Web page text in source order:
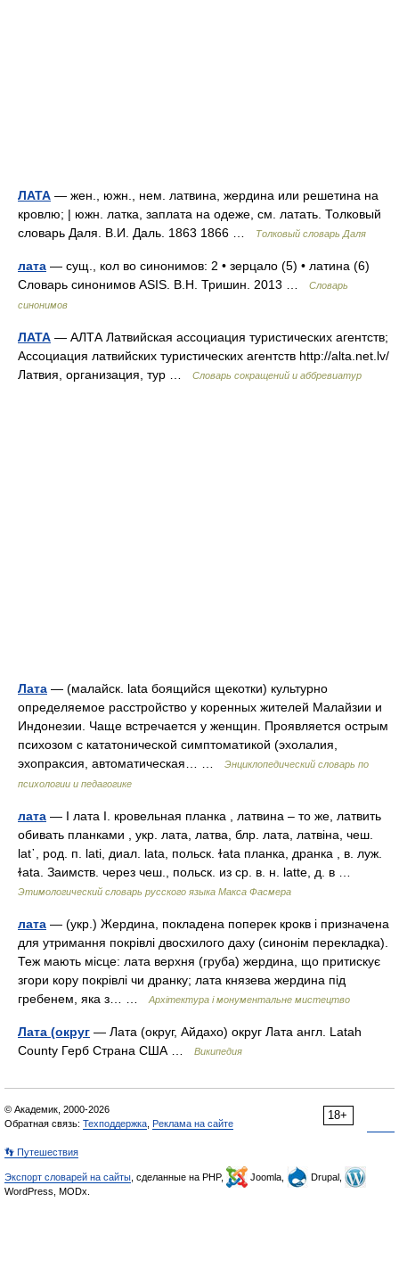
ЛАТА — жен., южн., нем. латвина, жердина или решетина на
кровлю; | южн. латка, заплата на одеже, см. латать. Толковый
словарь Даля. В.И. Даль. 1863 1866 …
Толковый словарь Даля
лата — сущ., кол во синонимов: 2 • зерцало (5) • латина (6)
Словарь синонимов ASIS. В.Н. Тришин. 2013 …
Словарь
синонимов
ЛАТА — АЛТА Латвийская ассоциация туристических агентств;
Ассоциация латвийских туристических агентств http://alta.net.lv/​
Латвия, организация, тур …
Словарь сокращений и аббревиатур
Лата — (малайск. lata боящийся щекотки) культурно
определяемое расстройство у коренных жителей Малайзии и
Индонезии. Чаще встречается у женщин. Проявляется острым
психозом с кататонической симптоматикой (эхолалия,
эхопраксия, автоматическая… …
Энциклопедический словарь по
психологии и педагогике
лата — I лата I. кровельная планка , латвина – то же, латвить
обивать планками , укр. лата, латва, блр. лата, латвiна, чеш.
lаt᾽, род. п. lati, диал. lаtа, польск. ɫаtа планка, дранка , в. луж.
ɫаtа. Заимств. через чеш., польск. из ср. в. н. latte, д. в …
Этимологический словарь русского языка Макса Фасмера
лата — (укр.) Жердина, покладена поперек крокв і призначена
для утримання покрівлі двосхилого даху (синонім перекладка).
Теж мають місце: лата верхня (груба) жердина, що притискує
згори кору покрівлі чи дранку; лата князева жердина під
гребенем, яка з… …
Архітектура і монументальне мистецтво
Лата (округ — Лата (округ, Айдахо) округ Лата англ. Latah
County Герб Страна США …
Википедия
18+
© Академик, 2000-2026
Обратная связь: Техподдержка Реклама на сайте
👣 Путешествия
Экспорт словарей на сайты , сделанные на PHP, Joomla,
Drupal,
WordPress, MODx.